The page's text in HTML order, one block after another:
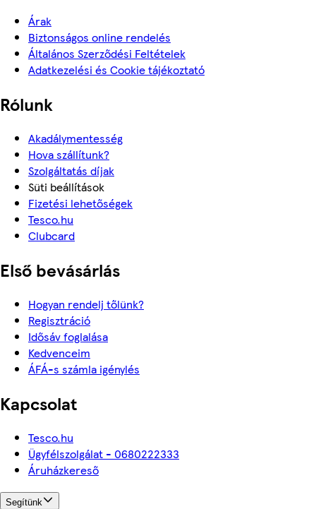
Árak
Biztonságos online rendelés
Általános Szerződési Feltételek
Adatkezelési és Cookie tájékoztató
Rólunk
Akadálymentesség
Hova szállítunk?
Szolgáltatás díjak
Süti beállítások
Fizetési lehetőségek
Tesco.hu
Clubcard
Első bevásárlás
Hogyan rendelj tőlünk?
Regisztráció
Idősáv foglalása
Kedvenceim
ÁFÁ-s számla igénylés
Kapcsolat
Tesco.hu
Ügyfélszolgálat - 0680222333
Áruházkereső
Segítünk